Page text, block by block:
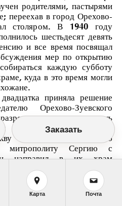
родителями, пастырями
переехав в город Орехово-
столяром. В 1940 году
шестьдесят девять
и все время посвящал
мер по открытию
каждую субботу
куда в это время могли
приняла решение
Орехово-Зуевского
зарегистрировать
представители двадцатки
к Местоблюстителю
митрополиту Сергию с
направил в их храм
за неимением других,
в Загорске протоиерея
на новое место
потребовал от прихода
Заказать
Карта Почта